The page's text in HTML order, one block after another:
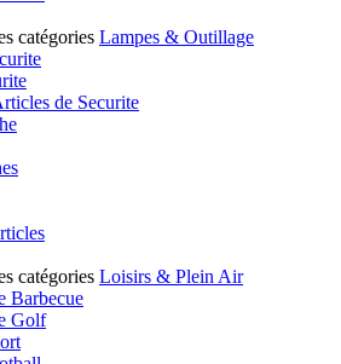
catégories Lampes & Outillage
de Securite
catégories Loisirs & Plein Air
Barbecue
Golf